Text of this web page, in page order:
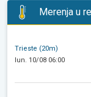
Merenja u
Trieste (20m)
lun. 10/08 06:00